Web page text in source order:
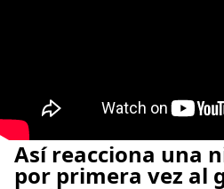
Así reacciona una
por primera vez al